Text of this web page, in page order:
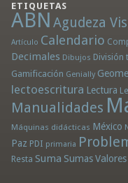
ETIQUETAS
ABN Agudeza
Artículo Calendario
Decimales Dibujos División
Gamificación Genially
lectoescritura Lectura
Manualidades
Máquinas didácticas México
Paz PDI primaria
Resta Suma Sumas Valores